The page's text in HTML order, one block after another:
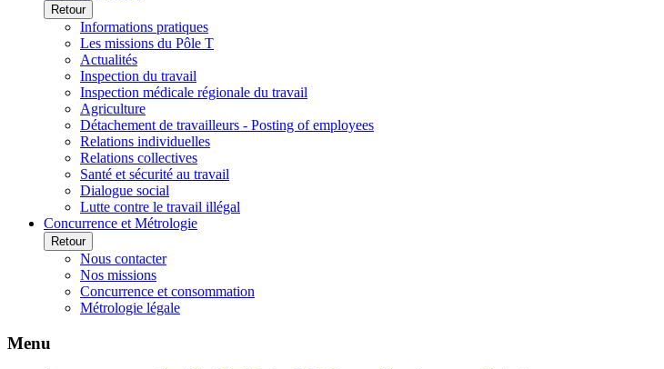
Retour
Informations pratiques
Les missions du Pôle T
Actualités
Inspection du travail
Inspection médicale régionale du travail
Agriculture
Détachement de travailleurs - Posting of employees
Relations individuelles
Relations collectives
Santé et sécurité au travail
Dialogue social
Lutte contre le travail illégal
Concurrence et Métrologie
Retour
Nous contacter
Nos missions
Concurrence et consommation
Métrologie légale
Menu